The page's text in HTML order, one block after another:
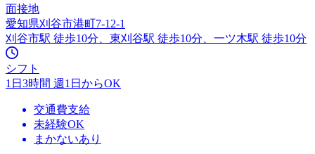
面接地
愛知県刈谷市港町7-12-1
刈谷市駅 徒歩10分、東刈谷駅 徒歩10分、一ツ木駅 徒歩10分
シフト
1日3時間 週1日からOK
交通費支給
未経験OK
まかないあり